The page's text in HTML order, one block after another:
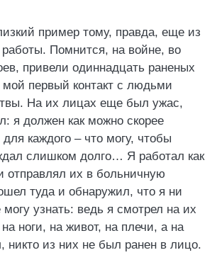
пример тому, правда, еще из
Помнится, на войне, во
привели одиннадцать раненых
первый контакт с людьми
На их лицах еще был ужас,
я должен как можно скорее
каждого – что могу, чтобы
слишком долго… Я работал как
отправлял их в больничную
туда и обнаружил, что я ни
могу узнать: ведь я смотрел на их
ноги, на живот, на плечи, а на
никто из них не был ранен в лицо.